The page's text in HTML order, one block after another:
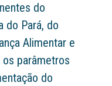
do
do Pará, do
Alimentar e
parâmetros
do